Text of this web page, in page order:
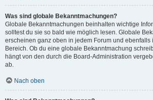
Was sind globale Bekanntmachungen?
Globale Bekanntmachungen beinhalten wichtige
solltest du sie so bald wie möglich lesen. Globale
erscheinen ganz oben in jedem Forum und ebenfalls
Bereich. Ob du eine globale Bekanntmachung
hängt von den durch die Board-Administration
ab.
Nach oben